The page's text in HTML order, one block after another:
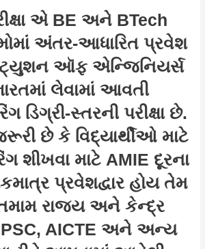
એ BE અને BTech
અંતર-આધારિત પ્રવેશ
ઑફ એન્જિનિયર્સ
ભારતમાં લેવામાં આવતી
ડિગ્રી-સ્તરની પરીક્ષા છે.
છે કે વિદ્યાર્થીઓ માટે
શીખવા માટે AMIE દૂરના
પ્રવેશદ્વાર હોય તેમ
રાજ્ય અને કેન્દ્ર
AICTE અને અન્ય